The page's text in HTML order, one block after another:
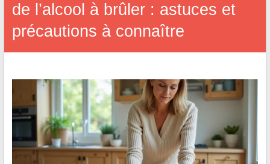
de l’alcool à brûler : astuces et
précautions à connaître